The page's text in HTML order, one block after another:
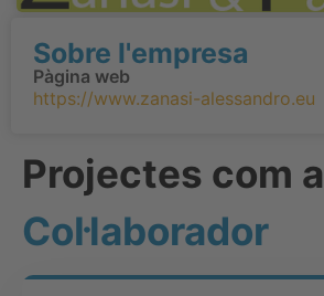
Projectes com a
Col·laborador
Sobre l'empresa
Pàgina web
https://www.zanasi-alessandro.eu